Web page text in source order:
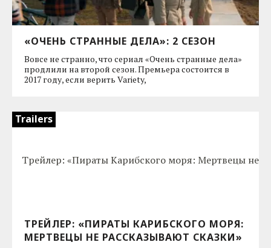
«ОЧЕНЬ СТРАННЫЕ ДЕЛА»: 2 СЕЗОН
Вовсе не странно, что сериал «Очень странные дела»
продлили на второй сезон. Премьера состоится в
2017 году, если верить Variety,
Trailers
ТРЕЙЛЕР: «ПИРАТЫ КАРИБСКОГО МОРЯ:
МЕРТВЕЦЫ НЕ РАССКАЗЫВАЮТ СКАЗКИ»